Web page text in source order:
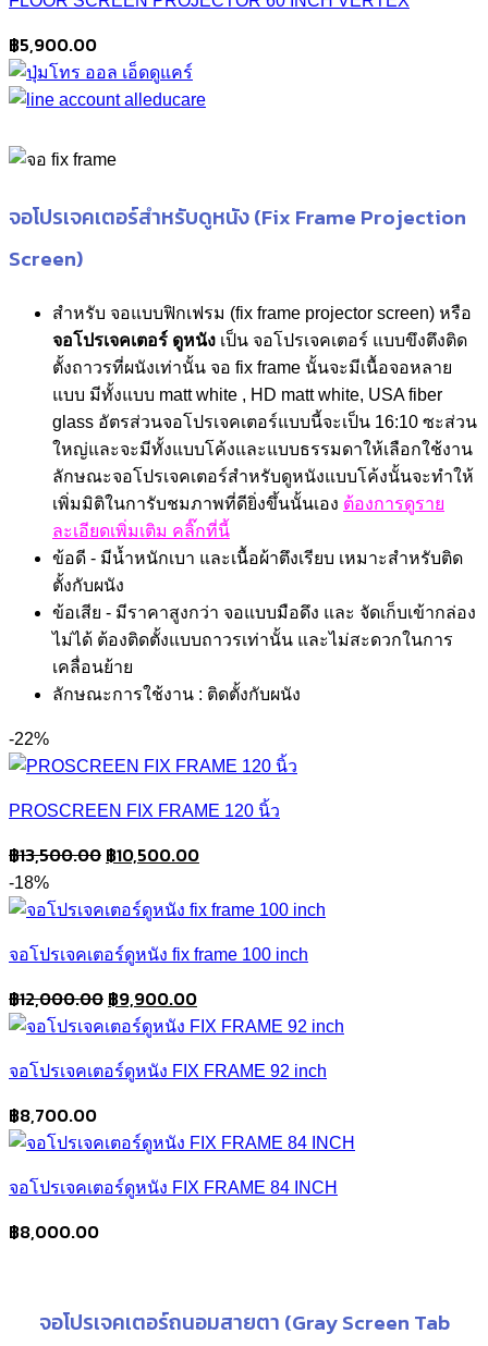
฿5,900.00
จอโปรเจคเตอร์สำหรับดูหนัง (Fix Frame Projection
Screen)
สำหรับ จอแบบฟิกเฟรม (fix frame projector screen) หรือ
จอโปรเจคเตอร์ ดูหนัง เป็น จอโปรเจคเตอร์ แบบขึงตึงติด
ตั้งถาวรที่ผนังเท่านั้น จอ fix frame นั้นจะมีเนื้อจอหลาย
แบบ มีทั้งแบบ matt white , HD matt white, USA fiber
glass อัตรส่วนจอโปรเจคเตอร์แบบนี้จะเป็น 16:10 ซะส่วน
ใหญ่และจะมีทั้งแบบโค้งและแบบธรรมดาให้เลือกใช้งาน
ลักษณะจอโปรเจคเตอร์สำหรับดูหนังแบบโค้งนั้นจะทำให้
เพิ่มมิติในการับชมภาพที่ดียิ่งขึ้นนั้นเอง ต้องการดูราย
ละเอียดเพิ่มเติม คลิ๊กที่นี้
ข้อดี - มีน้ำหนักเบา และเนื้อผ้าตึงเรียบ เหมาะสำหรับติด
ตั้งกับผนัง
ข้อเสีย - มีราคาสูงกว่า จอแบบมือดึง และ จัดเก็บเข้ากล่อง
ไม่ได้ ต้องติดตั้งแบบถาวรเท่านั้น และไม่สะดวกในการ
เคลื่อนย้าย
ลักษณะการใช้งาน : ติดตั้งกับผนัง
-22%
PROSCREEN FIX FRAME 120 นิ้ว
฿13,500.00 Original
was:
฿10,500.00Current
is:
-18%
จอโปรเจคเตอร์ดูหนัง fix frame 100 inch
฿12,000.00 Original
price
฿12,000.00.
฿9,900.00Current
price
฿9,900.00.
จอโปรเจคเตอร์ดูหนัง FIX FRAME 92 inch
฿8,700.00
จอโปรเจคเตอร์ดูหนัง FIX FRAME 84 INCH
฿8,000.00
จอโปรเจคเตอร์ถนอมสายตา (Gray Screen Tab